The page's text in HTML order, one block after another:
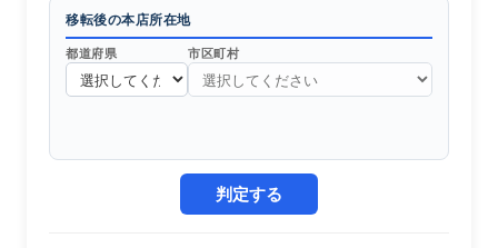
移転後の本店所在地
都道府県 市区町村
判定する